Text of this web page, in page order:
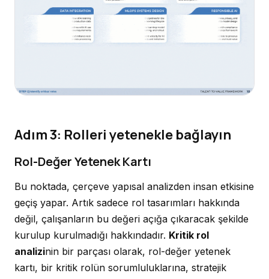
Adım 3: Rolleri yetenekle bağlayın
Rol-Değer Yetenek Kartı
Bu noktada, çerçeve yapısal analizden insan etkisine
geçiş yapar. Artık sadece rol tasarımları hakkında
değil, çalışanların bu değeri açığa çıkaracak şekilde
kurulup kurulmadığı hakkındadır. Kritik rol
analizinin bir parçası olarak, rol-değer yetenek
kartı, bir kritik rolün sorumluluklarına, stratejik